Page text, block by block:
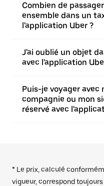
Combien de
ensemble dans un
l'application Uber ?
J'ai oublié un objet
avec l'application
Puis-je voyager avec
compagnie ou mon
réservé avec
* Le prix, calculé
vigueur, correspond